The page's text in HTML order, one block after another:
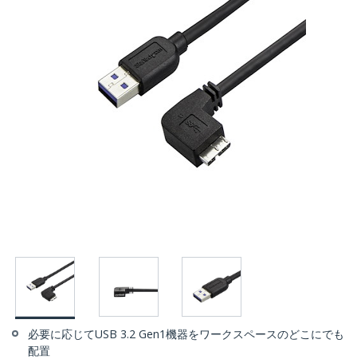
必要に応じてUSB 3.2 Gen1機器をワークスペースのどこにでも
配置